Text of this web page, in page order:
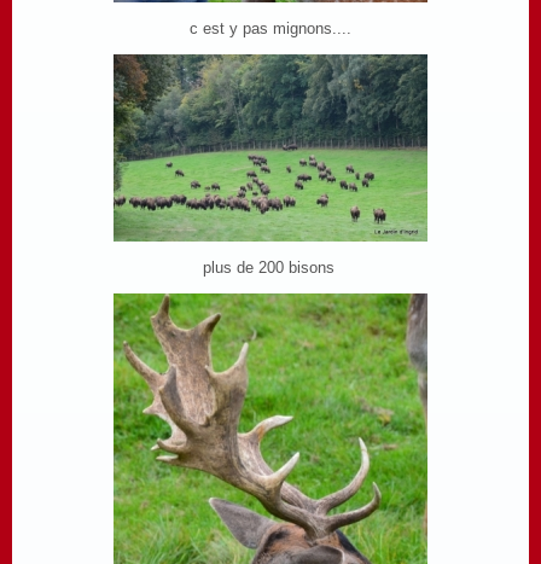
c est y pas mignons....
plus de 200 bisons